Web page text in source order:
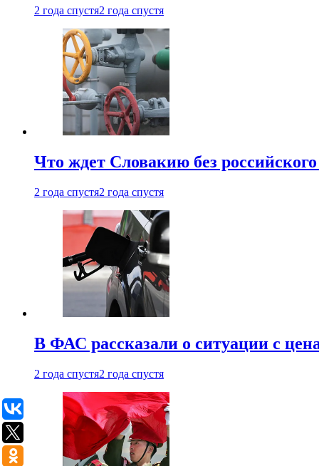
2 года спустя2 года спустя
Что ждет Словакию без
2 года спустя2 года спустя
В ФАС рассказали о ситуации с
2 года спустя2 года спустя